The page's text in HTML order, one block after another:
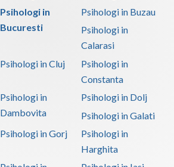
Psihologi in
Bucuresti
Psihologi in Buzau
Psihologi in
Calarasi
Psihologi in Cluj
Psihologi in
Constanta
Psihologi in
Dambovita
Psihologi in Dolj
Psihologi in Galati
Psihologi in Gorj
Psihologi in
Harghita